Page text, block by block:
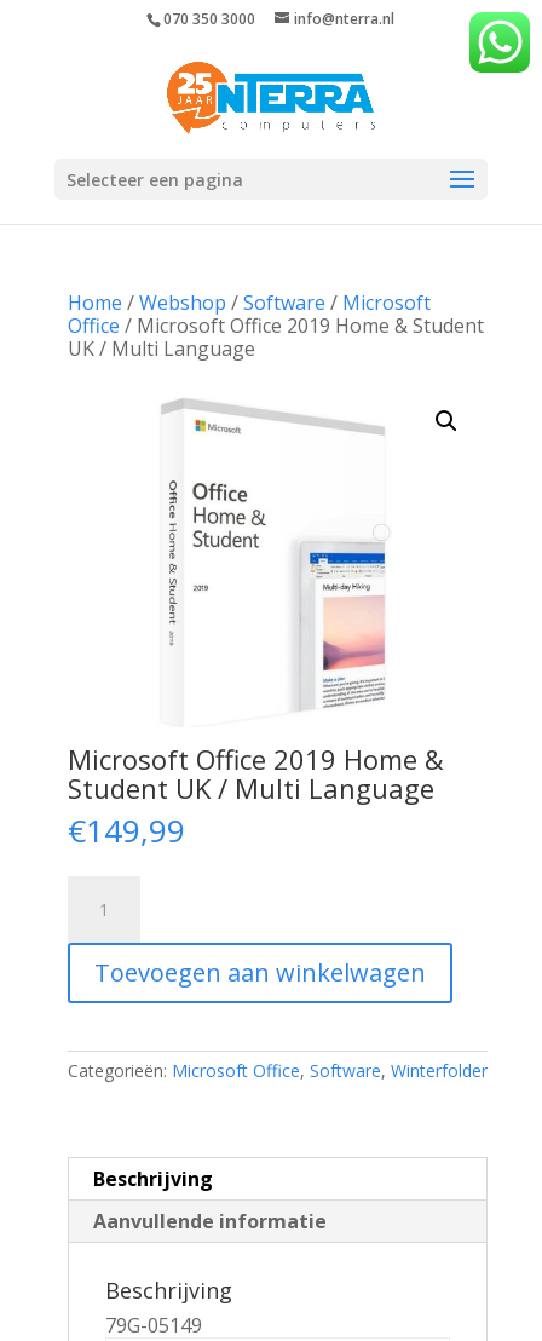
070 350 3000 info@nterra.nl
Selecteer een pagina
Home /Webshop /Software / Microsoft
Office / Microsoft Office 2019 Home & Student
UK / Multi Language
Microsoft Office 2019 Home &
Student UK / Multi Language
€149,99
Office
Home
Student
/
Multi
Toevoegen aan winkelwagen
Categorieën: Microsoft Office, Software, Winterfolder
Beschrijving
Aanvullende informatie
Beschrijving
79G-05149